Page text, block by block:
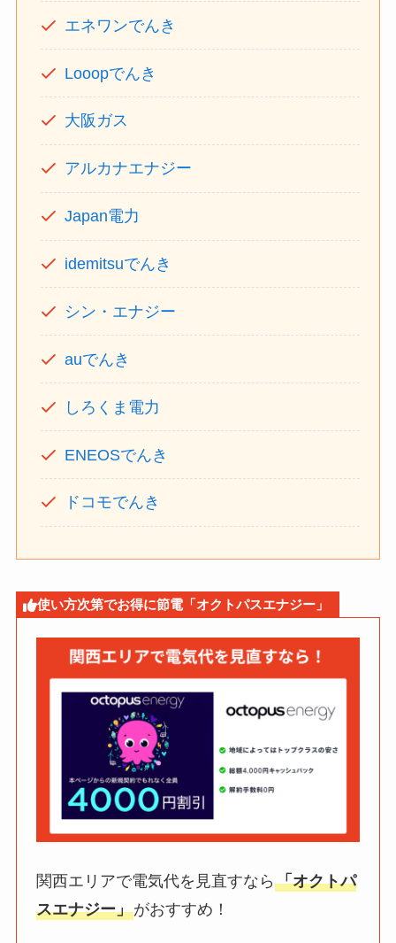
エネワンでんき
Looopでんき
大阪ガス
アルカナエナジー
Japan電力
idemitsuでんき
シン・エナジー
auでんき
しろくま電力
ENEOSでんき
ドコモでんき
使い方次第でお得に節電「オクトパスエナジー」
関西エリアで電気代を見直すなら「オクトパ
スエナジー」がおすすめ！